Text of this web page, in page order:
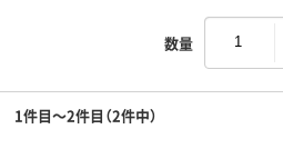
数量
1件目～2件目（2件中）